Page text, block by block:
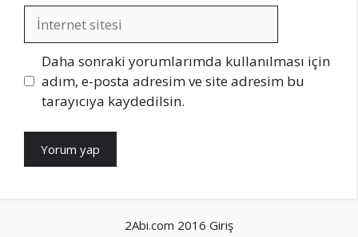
İnternet
sitesi
Daha sonraki yorumlarımda kullanılması için
adım, e-posta adresim ve site adresim bu
tarayıcıya kaydedilsin.
2Abi.com 2016 Giriş